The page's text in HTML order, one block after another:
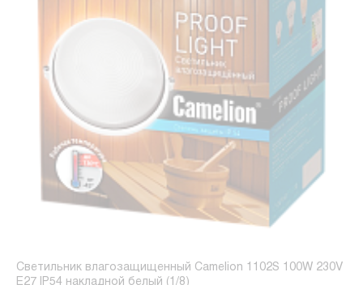
Светильник влагозащищенный Camelion 1102S 100W 230V
E27 IP54 накладной белый (1/8)